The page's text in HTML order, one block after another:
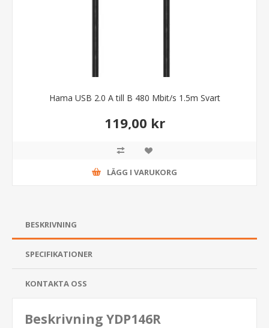
Hama USB 2.0 A till B 480 Mbit/s 1.5m Svart
119,00 kr
LÄGG I VARUKORG
BESKRIVNING
SPECIFIKATIONER
KONTAKTA OSS
Beskrivning YDP146R